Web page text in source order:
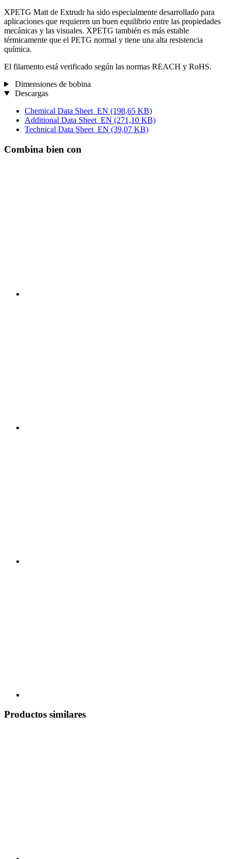
XPETG Matt de Extrudr ha sido especialmente desarrollado para
aplicaciones que requieren un buen equilibrio entre las propiedades
mecánicas y las visuales. XPETG también es más estable
térmicamente que el PETG normal y tiene una alta resistencia
química.
El filamento está verificado según las normas REACH y RoHS.
Dimensiones de bobina
Descargas
Chemical Data Sheet_EN (198,65 KB)
Additional Data Sheet_EN (271,10 KB)
Technical Data Sheet_EN (39,07 KB)
Combina bien con
Productos similares